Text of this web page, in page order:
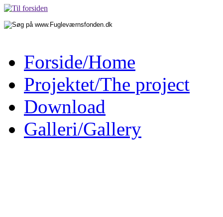
Forside/Home
Projektet/The project
Download
Galleri/Gallery